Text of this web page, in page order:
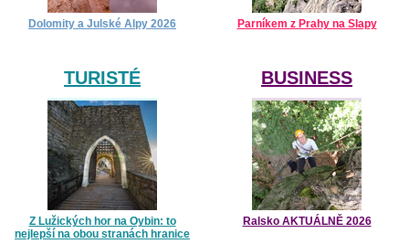
Dolomity a Julské Alpy 2026 Parníkem z Prahy na Slapy
TURISTÉ
Z Lužických hor na Oybin: to
nejlepší na obou stranách hranice
BUSINESS
Ralsko AKTUÁLNĚ 2026